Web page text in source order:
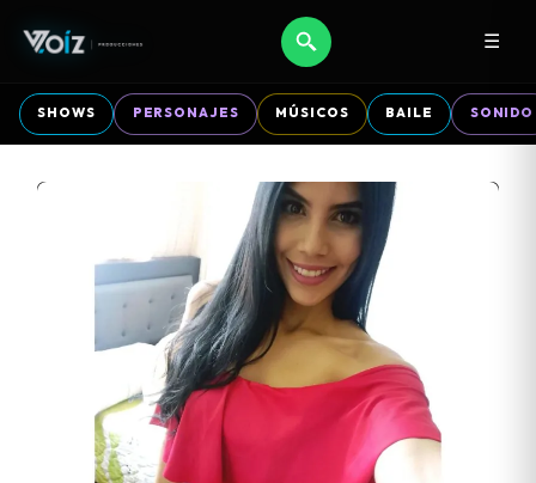
☰
SHOWS PERSONAJES MÚSICOS BAILE SONIDO